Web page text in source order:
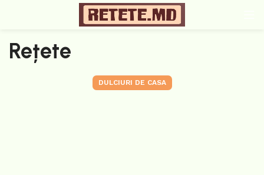
Rețete
DULCIURI DE CASA